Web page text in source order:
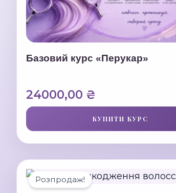
Базовий курс «Перукар»
24000,00 ₴
КУПИТИ КУРС
Розпродаж!